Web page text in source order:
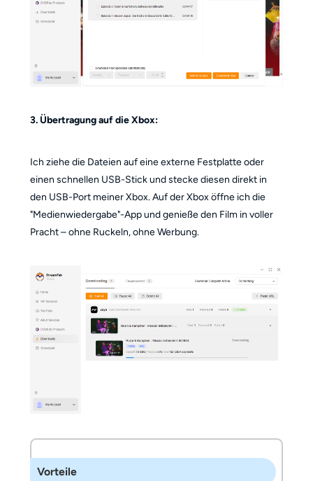
3. Übertragung auf die Xbox:
Ich ziehe die Dateien auf eine externe Festplatte oder
einen schnellen USB-Stick und stecke diesen direkt in
den USB-Port meiner Xbox. Auf der Xbox öffne ich die
"Medienwiedergabe"-App und genieße den Film in voller
Pracht – ohne Ruckeln, ohne Werbung.
Vorteile